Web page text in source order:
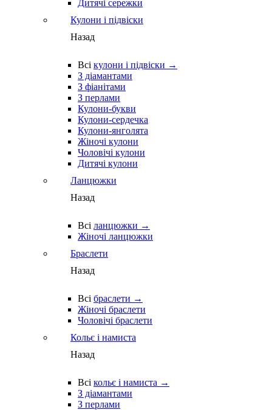
Дитячі сережки
Кулони і підвіски
Назад
Всі кулони і підвіски →
З діамантами
З фіанітами
З перлами
Кулони-букви
Кулони-сердечка
Кулони-янголята
Жіночі кулони
Чоловічі кулони
Дитячі кулони
Ланцюжки
Назад
Всі ланцюжки →
Жіночі ланцюжки
Браслети
Назад
Всі браслети →
Жіночі браслети
Чоловічі браслети
Кольє і намиста
Назад
Всі кольє і намиста →
З діамантами
З перлами